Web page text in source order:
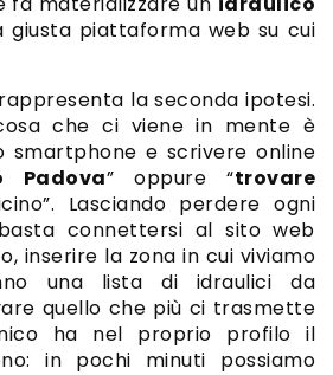
giusta piattaforma web su cui
la seconda ipotesi.
che ci viene in mente è
smartphone e scrivere online
Padova” oppure “trovare
Lasciando perdere ogni
connettersi al sito web
inserire la zona in cui viviamo
una lista di idraulici da
quello che più ci trasmette
ha nel proprio profilo il
in pochi minuti possiamo